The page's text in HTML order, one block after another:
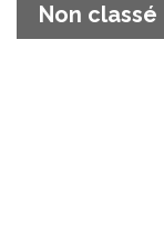
Non classé